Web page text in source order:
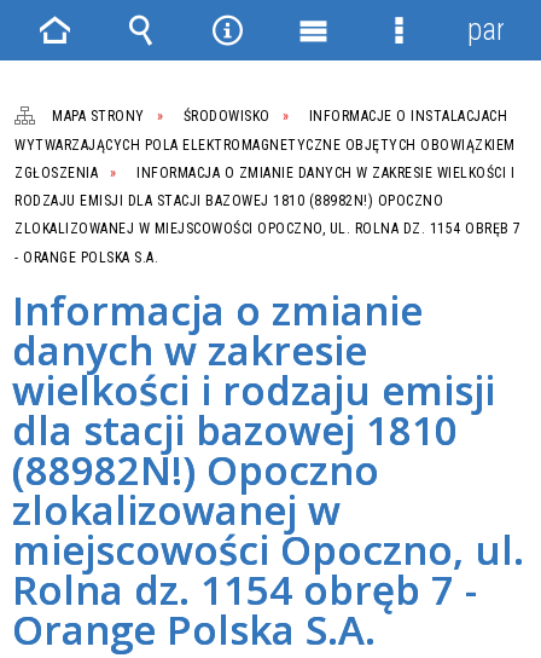
MAPA STRONY ŚRODOWISKO
INFORMACJE O INSTALACJACH
WYTWARZAJĄCYCH POLA ELEKTROMAGNETYCZNE OBJĘTYCH OBOWIĄZKIEM
ZGŁOSZENIA
INFORMACJA O ZMIANIE DANYCH W ZAKRESIE WIELKOŚCI I
RODZAJU EMISJI DLA STACJI BAZOWEJ 1810 (88982N!) OPOCZNO
ZLOKALIZOWANEJ W MIEJSCOWOŚCI OPOCZNO, UL. ROLNA DZ. 1154 OBRĘB 7
- ORANGE POLSKA S.A.
Informacja o zmianie
danych w zakresie
wielkości i rodzaju emisji
dla stacji bazowej 1810
(88982N!) Opoczno
zlokalizowanej w
miejscowości Opoczno, ul.
Rolna dz. 1154 obręb 7 -
Orange Polska S.A.
Strona
główna
Wyszukiwarka
NarzędziaMenu
główne
Menu
szczegółowe
panel